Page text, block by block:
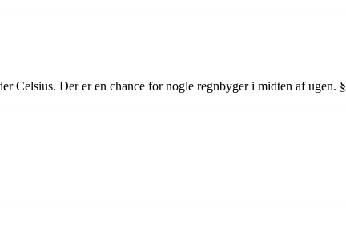
Celsius. Der er en chance for nogle regnbyger i midten af ugen. §